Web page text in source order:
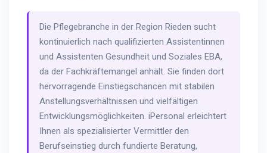
Die Pflegebranche in der Region Rieden sucht
kontinuierlich nach qualifizierten Assistentinnen
und Assistenten Gesundheit und Soziales EBA,
da der Fachkräftemangel anhält. Sie finden dort
hervorragende Einstiegschancen mit stabilen
Anstellungsverhältnissen und vielfältigen
Entwicklungsmöglichkeiten. iPersonal erleichtert
Ihnen als spezialisierter Vermittler den
Berufseinstieg durch fundierte Beratung,